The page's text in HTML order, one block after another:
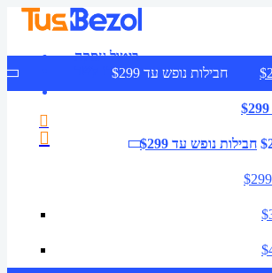
ביטול עסקה
צרו קשר
חבילות נופש עד $299
חבילות נופש עד $299